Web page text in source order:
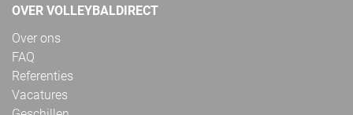
OVER VOLLEYBALDIRECT
Over ons
FAQ
Referenties
Vacatures